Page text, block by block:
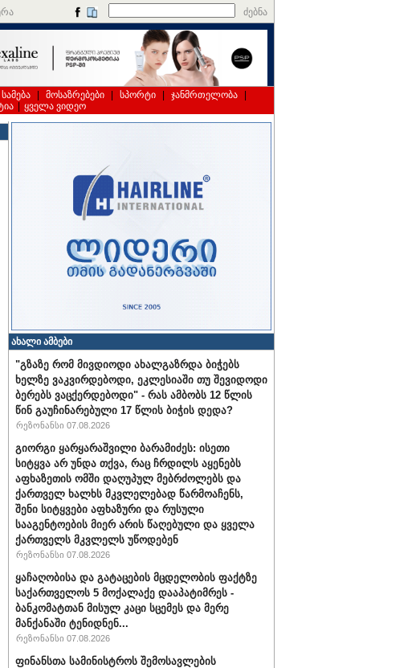
ძებნა
სამება მოსაზრებები სპორტი ჯანმრთელობა
ყველა ვიდეო
ახალი ამბები
"გზაზე რომ მივდიოდი ახალგაზრდა ბიჭებს
ხელზე ვაკვირდებოდი, ეკლესიაში თუ შევიდოდი
ბერებს ვაცქერდებოდი" - რას ამბობს 12 წლის
წინ გაუჩინარებული 17 წლის ბიჭის დედა?
რეზონანსი 07.08.2026
გიორგი ყარყარაშვილი ბარამიძეს: ისეთი
სიტყვა არ უნდა თქვა, რაც ჩრდილს აყენებს
აფხაზეთის ომში დაღუპულ მებრძოლებს და
ქართველ ხალხს მკვლელებად წარმოაჩენს,
შენი სიტყვები აფხაზური და რუსული
სააგენტოების მიერ არის წაღებული და ყველა
ქართველს მკვლელს უწოდებენ
რეზონანსი 07.08.2026
ყაჩაღობისა და გატაცების მცდელობის ფაქტზე
საქართველოს 5 მოქალაქე დააპატიმრეს -
ბანკომატთან მისულ კაცი სცემეს და მერე
მანქანაში ტენიდნენ...
რეზონანსი 07.08.2026
ფინანსთა სამინისტროს შემოსავლების